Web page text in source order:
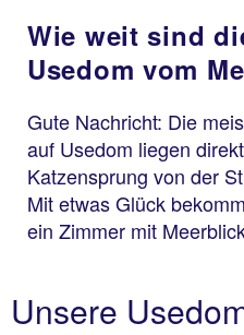
Wie weit sind
Usedom vom
Gute Nachricht: Die
auf Usedom liegen
Katzensprung von der
Mit etwas Glück
ein Zimmer mit
Unsere